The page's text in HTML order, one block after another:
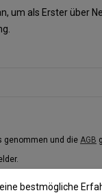
um als Erster über
genommen und die AGB
bestmögliche